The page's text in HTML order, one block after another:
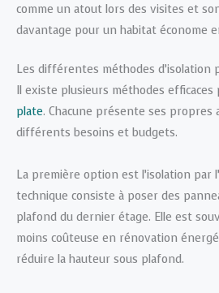
comme un atout lors des visites et
davantage pour un habitat économe
Les différentes méthodes d’isolation
Il existe plusieurs méthodes efficaces
plate. Chacune présente ses propres
différents besoins et budgets.
La première option est l’isolation par
technique consiste à poser des
plafond du dernier étage. Elle est
moins coûteuse en rénovation
réduire la hauteur sous plafond.